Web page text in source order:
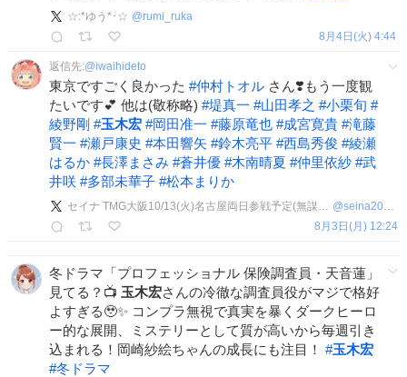
☆:*ゆう*･☆ @rumi_ruka
8月4日(火) 4:44
返信先:@iwaihideto
東京ですごく良かった #仲村トオル さん❣️もう一度観
たいです💕 他は(敬称略) #堤真一 #山田孝之 #小栗旬 #
綾野剛 #玉木宏 #岡田准一 #藤原竜也 #成宮寛貴 #滝藤
賢一 #瀬戸康史 #本田響矢 #鈴木亮平 #西島秀俊 #綾瀬
はるか #長澤まさみ #蒼井優 #木南晴夏 #仲里依紗 #武
井咲 #多部未華子 #松本まりか
セイナ TMG大阪10/13(火)名古屋両日参戦予定(無謀な1階スタンディング) @seina20171001
8月3日(月) 12:24
冬ドラマ「プロフェッショナル 保険調査員・天音蓮」
見てる？📺 玉木宏さんの冷徹な調査員役がマジで格好
よすぎる🥹✨ コンプラ無視で真実を暴くダークヒーロ
ー的な展開、ミステリーとして質が高いから毎週引き
込まれる！岡崎紗絵ちゃんの成長にも注目！ #玉木宏
#冬ドラマ